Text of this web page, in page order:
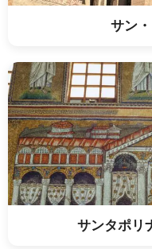
サン
サンタポリ